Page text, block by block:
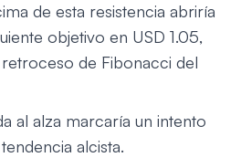
de esta resistencia abriría
objetivo en USD 1.05,
de Fibonacci del
al alza marcaría un intento
alcista.